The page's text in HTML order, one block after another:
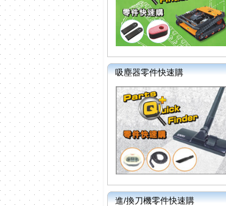
吸塵器零件快速購
進/換刀機零件快速購